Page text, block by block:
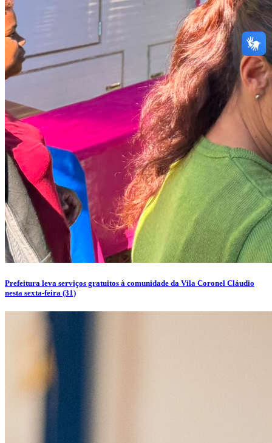
Prefeitura leva serviços gratuitos à comunidade da Vila Coronel Cláudio
nesta sexta-feira (31)